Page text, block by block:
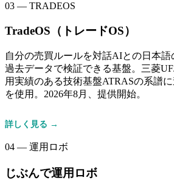
03 — TRADEOS
TradeOS（トレードOS）
自分の売買ルールを対話AIとの日本語
過去データで検証できる基盤。三菱
用実績のある技術基盤ATRASの系譜
を使用。2026年8月、提供開始。
詳しく見る →
04 — 運用ロボ
じぶんで運用ロボ